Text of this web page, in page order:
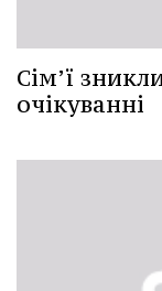
Сім’ї
очікуванні